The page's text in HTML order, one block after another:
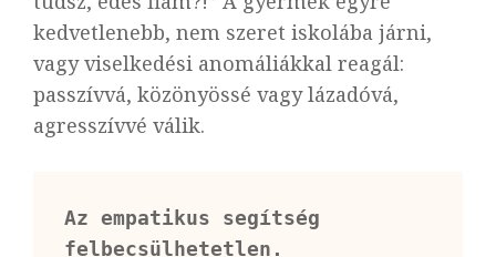
kedvetlenebb, nem szeret iskolába járni,
vagy viselkedési anomáliákkal reagál:
passzívvá, közönyössé vagy lázadóvá,
agresszívvé válik.
Az empatikus segítség
felbecsülhetetlen.